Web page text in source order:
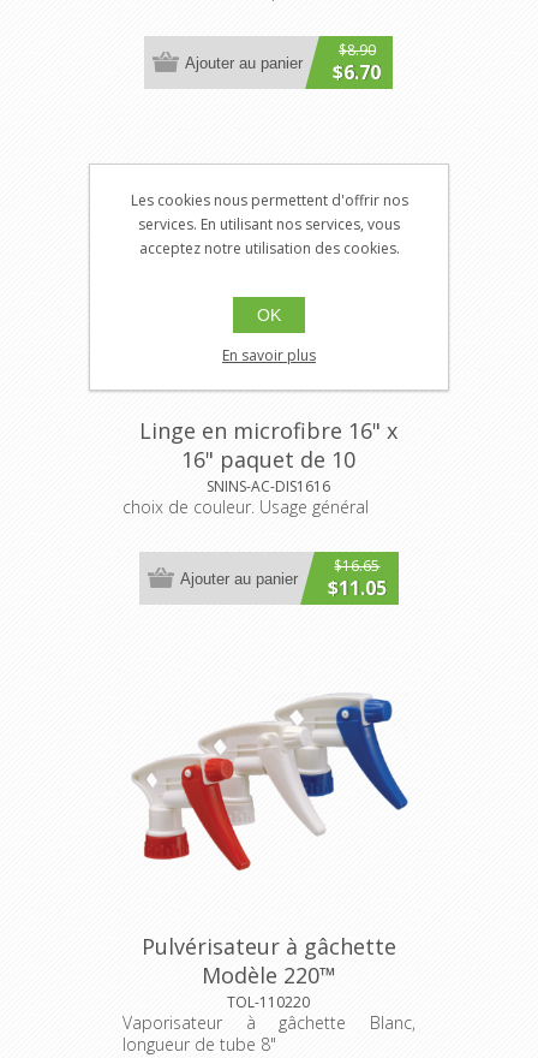
$8.90
$6.70
Ajouter au panier
Linge en microfibre 16" x
16" paquet de 10
SNINS-AC-DIS1616
choix de couleur. Usage général
$16.65
$11.05
Ajouter au panier
Pulvérisateur à gâchette
Modèle 220™
TOL-110220
Vaporisateur à gâchette Blanc,
longueur de tube 8"
Les cookies nous permettent d'offrir nos
services. En utilisant nos services, vous
acceptez notre utilisation des cookies.
OK
En savoir plus